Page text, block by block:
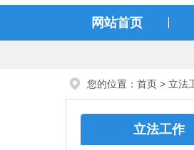
网站首页
您的位置： 首页 > 立法
立法工作